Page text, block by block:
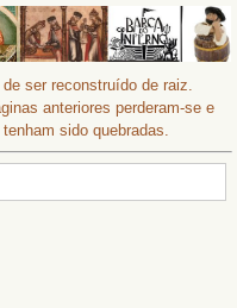
ser reconstruído de raiz.
anteriores perderam-se e
sido quebradas.